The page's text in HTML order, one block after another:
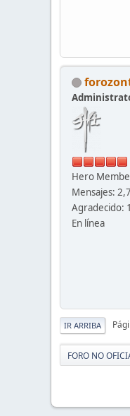
Hero
Mensajes:
Agradecido:
En línea
IR ARRIBA
FORO NO